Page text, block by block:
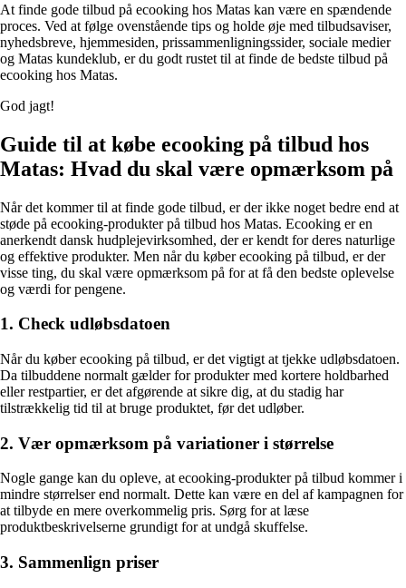
At finde gode tilbud på ecooking hos Matas kan være en spændende
proces. Ved at følge ovenstående tips og holde øje med tilbudsaviser,
nyhedsbreve, hjemmesiden, prissammenligningssider, sociale medier
og Matas kundeklub, er du godt rustet til at finde de bedste tilbud på
ecooking hos Matas.
God jagt!
Guide til at købe ecooking på tilbud hos
Matas: Hvad du skal være opmærksom på
Når det kommer til at finde gode tilbud, er der ikke noget bedre end at
støde på ecooking-produkter på tilbud hos Matas. Ecooking er en
anerkendt dansk hudplejevirksomhed, der er kendt for deres naturlige
og effektive produkter. Men når du køber ecooking på tilbud, er der
visse ting, du skal være opmærksom på for at få den bedste oplevelse
og værdi for pengene.
1. Check udløbsdatoen
Når du køber ecooking på tilbud, er det vigtigt at tjekke udløbsdatoen.
Da tilbuddene normalt gælder for produkter med kortere holdbarhed
eller restpartier, er det afgørende at sikre dig, at du stadig har
tilstrækkelig tid til at bruge produktet, før det udløber.
2. Vær opmærksom på variationer i størrelse
Nogle gange kan du opleve, at ecooking-produkter på tilbud kommer i
mindre størrelser end normalt. Dette kan være en del af kampagnen for
at tilbyde en mere overkommelig pris. Sørg for at læse
produktbeskrivelserne grundigt for at undgå skuffelse.
3. Sammenlign priser